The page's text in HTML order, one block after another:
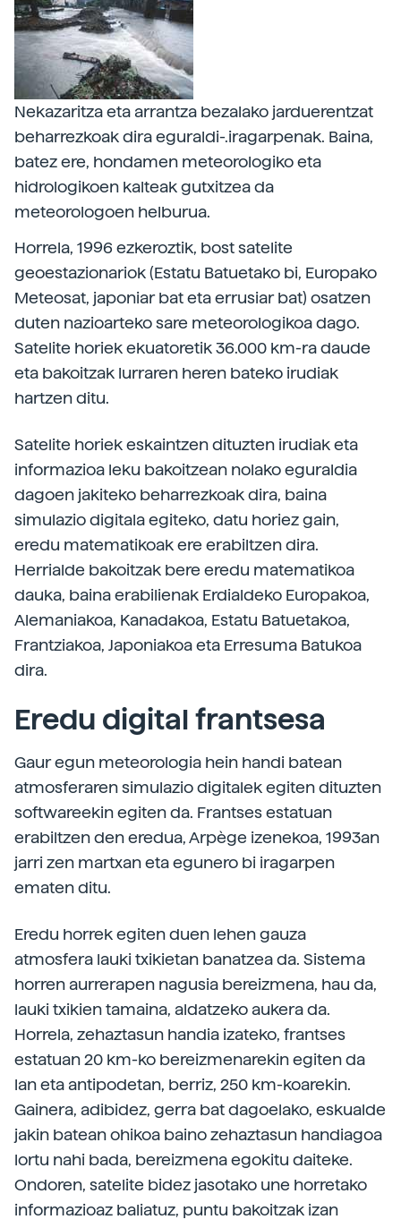
Nekazaritza eta arrantza bezalako jarduerentzat
beharrezkoak dira eguraldi-.iragarpenak. Baina,
batez ere, hondamen meteorologiko eta
hidrologikoen kalteak gutxitzea da
meteorologoen helburua.
Horrela, 1996 ezkeroztik, bost satelite
geoestazionariok (Estatu Batuetako bi, Europako
Meteosat, japoniar bat eta errusiar bat) osatzen
duten nazioarteko sare meteorologikoa dago.
Satelite horiek ekuatoretik 36.000 km-ra daude
eta bakoitzak lurraren heren bateko irudiak
hartzen ditu.
Satelite horiek eskaintzen dituzten irudiak eta
informazioa leku bakoitzean nolako eguraldia
dagoen jakiteko beharrezkoak dira, baina
simulazio digitala egiteko, datu horiez gain,
eredu matematikoak ere erabiltzen dira.
Herrialde bakoitzak bere eredu matematikoa
dauka, baina erabilienak Erdialdeko Europakoa,
Alemaniakoa, Kanadakoa, Estatu Batuetakoa,
Frantziakoa, Japoniakoa eta Erresuma Batukoa
dira.
Eredu digital frantsesa
Gaur egun meteorologia hein handi batean
atmosferaren simulazio digitalek egiten dituzten
softwareekin egiten da. Frantses estatuan
erabiltzen den eredua, Arpège izenekoa, 1993an
jarri zen martxan eta egunero bi iragarpen
ematen ditu.
Eredu horrek egiten duen lehen gauza
atmosfera lauki txikietan banatzea da. Sistema
horren aurrerapen nagusia bereizmena, hau da,
lauki txikien tamaina, aldatzeko aukera da.
Horrela, zehaztasun handia izateko, frantses
estatuan 20 km-ko bereizmenarekin egiten da
lan eta antipodetan, berriz, 250 km-koarekin.
Gainera, adibidez, gerra bat dagoelako, eskualde
jakin batean ohikoa baino zehaztasun handiagoa
lortu nahi bada, bereizmena egokitu daiteke.
Ondoren, satelite bidez jasotako une horretako
informazioaz baliatuz, puntu bakoitzak izan